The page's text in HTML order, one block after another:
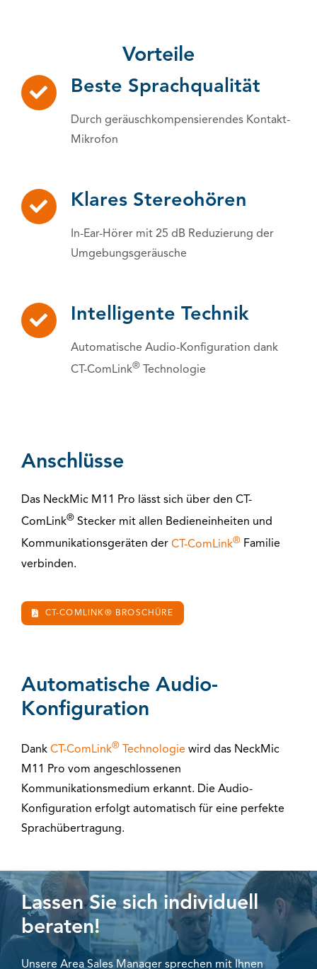
Vorteile
Beste Sprachqualität
Durch geräuschkompensierendes Kontakt-
Mikrofon
Klares Stereohören
In-Ear-Hörer mit 25 dB Reduzierung der
Umgebungsgeräusche
Intelligente Technik
Automatische Audio-Konfiguration dank
CT-ComLink® Technologie
Anschlüsse
Das NeckMic M11 Pro lässt sich über den CT-
ComLink® Stecker mit allen Bedieneinheiten und
Kommunikationsgeräten der CT-ComLink® Familie
verbinden.
CT-COMLINK® BROSCHÜRE
Automatische Audio-
Konfiguration
Dank CT-ComLink® Technologie wird das NeckMic
M11 Pro vom angeschlossenen
Kommunikationsmedium erkannt. Die Audio-
Konfiguration erfolgt automatisch für eine perfekte
Sprachübertragung.
Lassen Sie sich individuell
beraten!
Unsere Area Sales Manager sprechen mit Ihnen